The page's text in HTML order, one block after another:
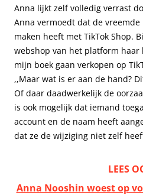
Anna lijkt zelf volledig verrast
Anna vermoedt dat de
maken heeft met TikTok Shop.
webshop van het platform haar
mijn boek gaan verkopen op
,,Maar wat is er aan de hand?
Of daar daadwerkelijk de
is ook mogelijk dat iemand
account en de naam heeft
dat ze de wijziging niet zelf
LEES
Anna Nooshin woest op